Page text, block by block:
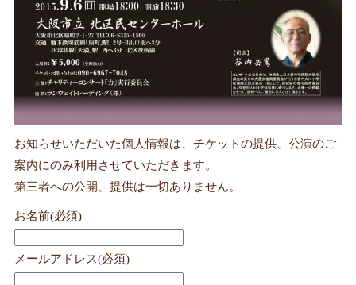
お知らせいただいた個人情報は、チケットの提供、公演のご
案内にのみ利用させていただきます。
第三者への公開、提供は一切ありません。
お名前(必須)
メールアドレス(必須)